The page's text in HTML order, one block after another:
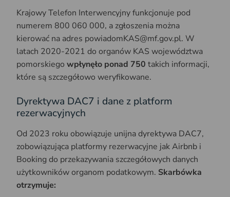
Krajowy Telefon Interwencyjny funkcjonuje pod
numerem 800 060 000, a zgłoszenia można
kierować na adres powiadomKAS@mf.gov.pl. W
latach 2020-2021 do organów KAS województwa
pomorskiego wpłynęło ponad 750 takich informacji,
które są szczegółowo weryfikowane.
Dyrektywa DAC7 i dane z platform
rezerwacyjnych
Od 2023 roku obowiązuje unijna dyrektywa DAC7,
zobowiązująca platformy rezerwacyjne jak Airbnb i
Booking do przekazywania szczegółowych danych
użytkowników organom podatkowym. Skarbówka
otrzymuje: